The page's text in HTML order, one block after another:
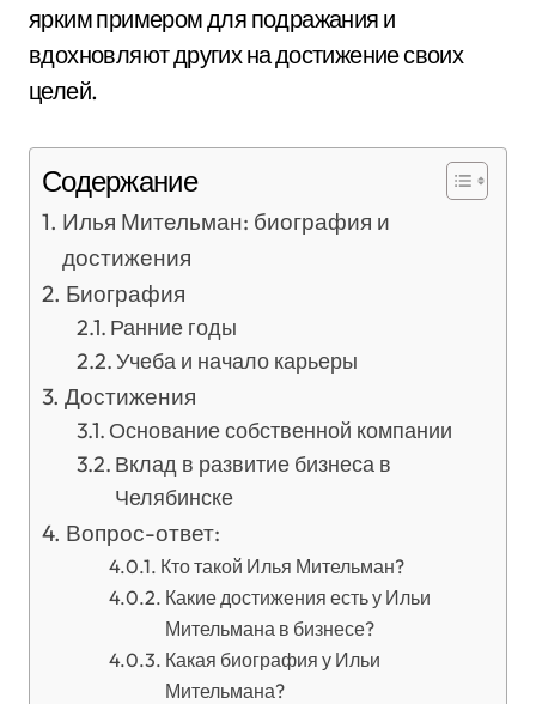
ярким примером для подражания и
вдохновляют других на достижение своих
целей.
Содержание
Илья Мительман: биография и
достижения
Биография
Ранние годы
Учеба и начало карьеры
Достижения
Основание собственной компании
Вклад в развитие бизнеса в
Челябинске
Вопрос-ответ:
Кто такой Илья Мительман?
Какие достижения есть у Ильи
Мительмана в бизнесе?
Какая биография у Ильи
Мительмана?